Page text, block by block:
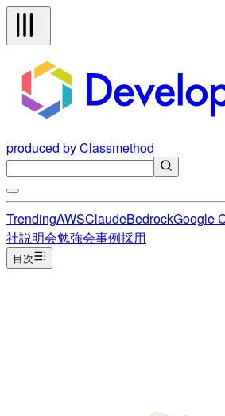
produced by Classmethod
TrendingAWSClaudeBedrockGoogle
社説明会勉強会事例採用
目次